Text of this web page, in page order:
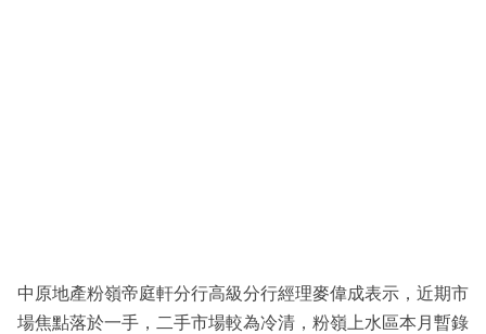
區
中原地產粉嶺帝庭軒分行高級分行經理麥偉成表示，近期市
場焦點落於一手，二手市場較為冷清，粉嶺上水區本月暫錄